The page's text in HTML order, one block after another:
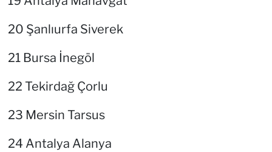
20 Şanlıurfa Siverek
21 Bursa İnegöl
22 Tekirdağ Çorlu
23 Mersin Tarsus
24 Antalya Alanya